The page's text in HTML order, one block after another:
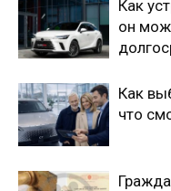
Как
он
Как
что